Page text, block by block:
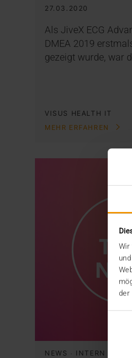
Wir
der
27.03.2020
Als JiveX ECG
DMEA 2019
gezeigt wurde, war
VISUS HEALTH IT
MEHR ERFAHREN
NEWS · INTERN